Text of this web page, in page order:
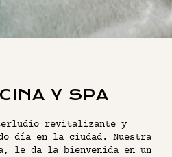
EL
Y SPA
revitalizante y
día en la ciudad. Nuestra
le da la bienvenida en un